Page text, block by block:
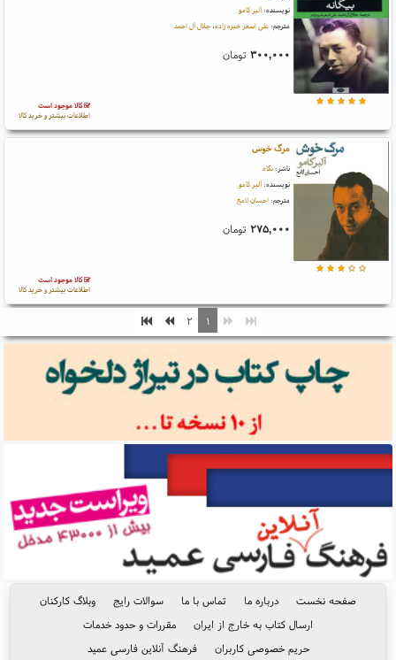
نویسنده: آلبر کامو
مترجم: علی اصغر خبره زاده، جلال آل احمد
۳۰۰,۰۰۰ تومان
کالا موجود است
اطلاعات بیشتر و خرید کالا
مرگ خوش
ناشر: نگاه
نویسنده: آلبر کامو
مترجم: احسان لامع
۲۷۵,۰۰۰ تومان
کالا موجود است
اطلاعات بیشتر و خرید کالا
۱ ۲
صفحه نخست درباره ما تماس با ما سوالات رایج
وبلاگ کارکنان
ارسال کتاب به خارج از ایران
مقررات و حدود خدمات
حریم خصوصی کاربران
فرهنگ آنلاین فارسی عمید